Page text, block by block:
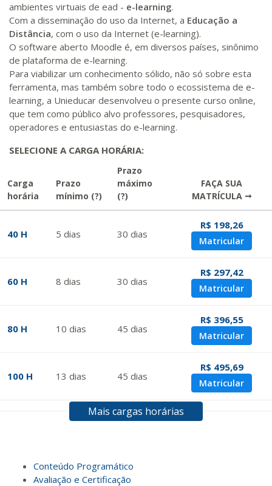
ambientes virtuais de ead - e-learning.
Com a disseminação do uso da Internet, a Educação a
Distância, com o uso da Internet (e-learning).
O software aberto Moodle é, em diversos países, sinônimo
de plataforma de e-learning.
Para viabilizar um conhecimento sólido, não só sobre esta
ferramenta, mas também sobre todo o ecossistema de e-
learning, a Unieducar desenvolveu o presente curso online,
que tem como público alvo professores, pesquisadores,
operadores e entusiastas do e-learning.
SELECIONE A CARGA HORÁRIA:
Carga
horária
Prazo
mínimo (?)
Prazo
máximo
(?)
FAÇA SUA
MATRÍCULA →
40 H 5 dias 30 dias
R$ 198,26
Matricular
60 H 8 dias 30 dias
R$ 297,42
Matricular
80 H 10 dias 45 dias
R$ 396,55
Matricular
100 H 13 dias 45 dias
R$ 495,69
Matricular
dias 60dias
140 H 18dias 60dias
Mais cargas horárias
Conteúdo Programático
Avaliação e Certificação